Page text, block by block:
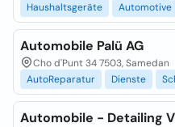
Haushaltsgeräte
Automotive
Automobile Palü AG
Cho d'Punt 34 7503, Samedan
AutoReparatur
Dienste
Automobile - Detailing